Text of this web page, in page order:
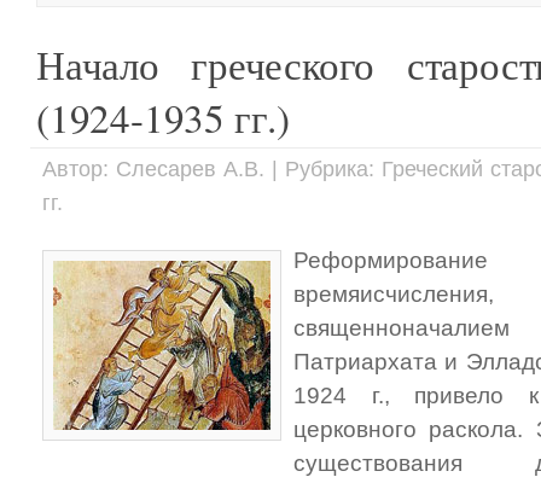
Начало греческого
(1924-1935 гг.)
Автор: Слесарев А.В. | Рубрика: Греческий
гг.
Патриархата и
1924 г., привело к
церковного
существования